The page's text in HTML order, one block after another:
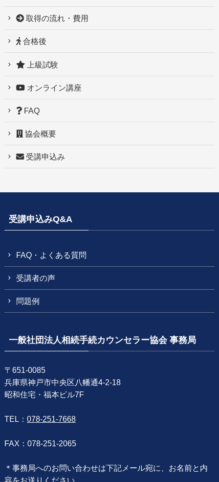
取得の流れ・費用
合格後
上級試験
オンライン講座
FAQ
協会概要
受講申込み
受講申込みQ&A
FAQ・よくある質問
受講者の声
問題例
一般社団法人相続手続カウンセラー協会 事務局
〒651-0085
兵庫県神戸市中央区八幡通4-2-18
昭和住宅・福本ビル7F
TEL： 078-251-7668
FAX：078-251-2065
＊事務局へのお問い合わせは下記メール宛に、お名前と内
容をお送りください